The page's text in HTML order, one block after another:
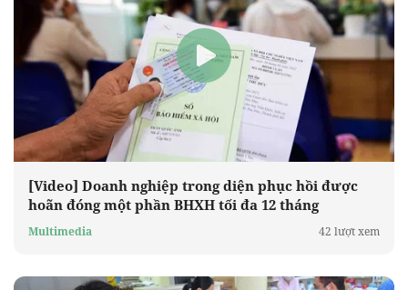
[Video] Doanh nghiệp trong diện phục hồi được
hoãn đóng một phần BHXH tối đa 12 tháng
Multimedia 42 lượt xem